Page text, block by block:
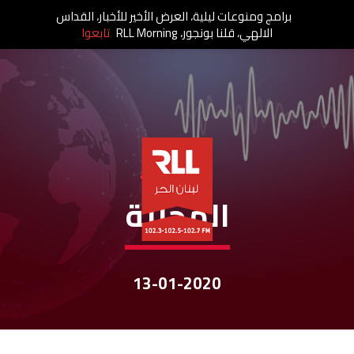
نشرات الأخبار
المحليّة
13-01-2020
برامج ومنوعات ليلية، العرض الأخير للأخبار، القداس
الالهي، قلنا بونجور، RLL Morning تابعوا